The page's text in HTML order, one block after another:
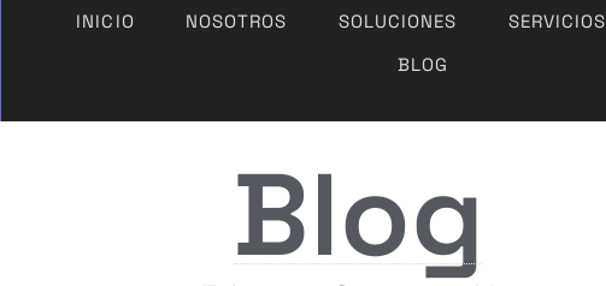
INICIO NOSOTROS SOLUCIONES SERVICIOS
BLOG
Blog